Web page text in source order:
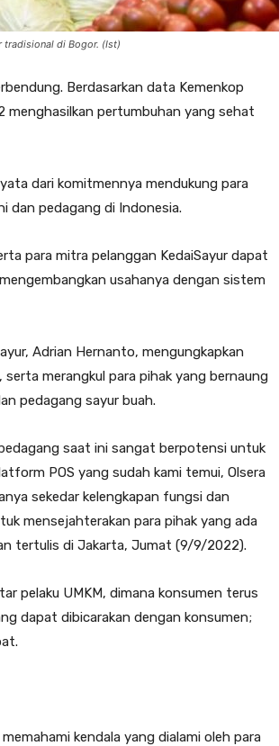
tradisional di Bogor. (Ist)
Berdasarkan data Kemenkop
menghasilkan pertumbuhan yang sehat
dari komitmennya mendukung para
dan pedagang di Indonesia.
para mitra pelanggan KedaiSayur dapat
usahanya dengan sistem
Adrian Hernanto, mengungkapkan
merangkul para pihak yang bernaung
pedagang sayur buah.
saat ini sangat berpotensi untuk
POS yang sudah kami temui, Olsera
sekedar kelengkapan fungsi dan
mensejahterakan para pihak yang ada
tertulis di Jakarta, Jumat (9/9/2022).
pelaku UMKM, dimana konsumen terus
dapat dibicarakan dengan konsumen;
kendala yang dialami oleh para